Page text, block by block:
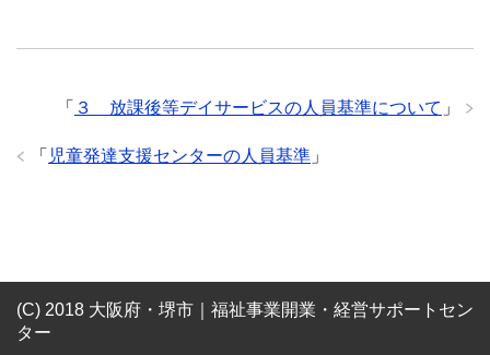
「 ３ 放課後等デイサービスの人員基準について 」
「 児童発達支援センターの人員基準 」
Зеркало наофициальный сайт Вавада казино-
надежная альтернатива во время блокировки.
Регистрация на Vavada займет 5 минут, за это получите
(C) 2018 大阪府・堺市｜福祉事業開業・経営サポートセン
ター